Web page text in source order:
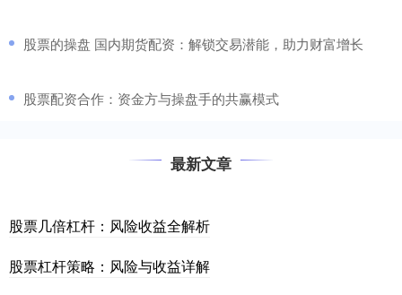
​股票的操盘 国内期货配资：解锁交易潜能，助力财富增长
​股票配资合作：资金方与操盘手的共赢模式
最新文章
股票几倍杠杆：风险收益全解析
股票杠杆策略：风险与收益详解